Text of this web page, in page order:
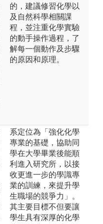
的，建議修習化學以
及自然科學相關課
程，並注重化學實驗
的動手操作過程，了
解每一個動作及步驟
的原因和原理。
系定位為「強化化學
專業的基礎，協助同
學在大學畢業後能順
利進入研究所，以接
收更進一步的學識專
業的訓練，來提升學
生職場的競爭力」。
其主要目標不但要讓
學生具有深厚的化學